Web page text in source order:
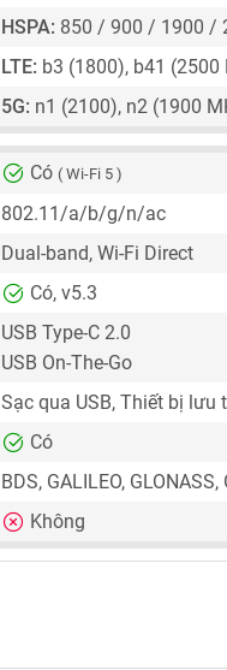
HSPA: 850 / 900 / 1900 /
LTE: b3 (1800), b41 (2500
5G: n1 (2100), n2 (1900
Có ( Wi-Fi 5 )
802.11/a/b/g/n/ac
Dual-band, Wi-Fi Direct
Có, v5.3
USB Type-C 2.0
USB On-The-Go
Sạc qua USB, Thiết bị lưu
Có
BDS, GALILEO, GLONASS,
Không